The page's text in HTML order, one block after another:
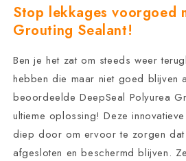
Stop lekkages voorgoed
Grouting Sealant!
Ben je het zat om steeds weer
hebben die maar niet goed blijven
beoordeelde DeepSeal Polyurea
ultieme oplossing! Deze
diep door om ervoor te zorgen
afgesloten en beschermd blijven.